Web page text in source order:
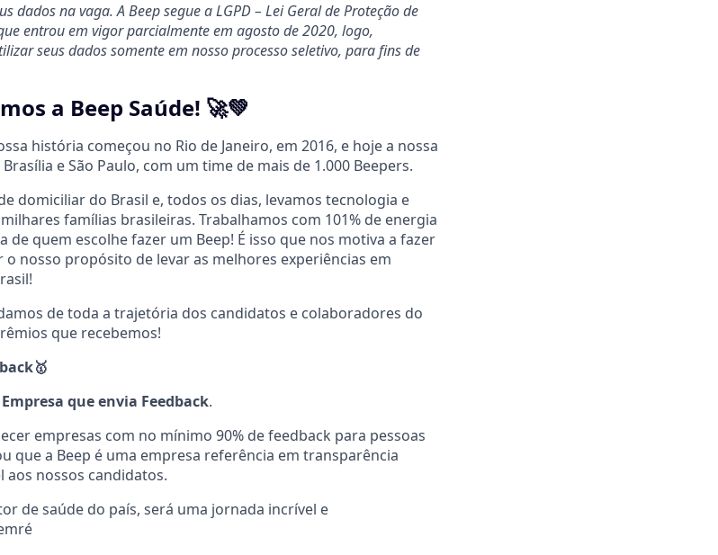
dados na vaga. A Beep segue a LGPD – Lei Geral de Proteção de
entrou em vigor parcialmente em agosto de 2020, logo,
seus dados somente em nosso processo seletivo, para fins de
a Beep Saúde! 🚀💚
história começou no Rio de Janeiro, em 2016, e hoje a nossa
e São Paulo, com um time de mais de 1.000 Beepers.
domiciliar do Brasil e, todos os dias, levamos tecnologia e
famílias brasileiras. Trabalhamos com 101% de energia
de quem escolhe fazer um Beep! É isso que nos motiva a fazer
nosso propósito de levar as melhores experiências em
de toda a trajetória dos candidatos e colaboradores do
que recebemos!
🥇
Empresa que envia Feedback.
empresas com no mínimo 90% de feedback para pessoas
que a Beep é uma empresa referência em transparência
aos nossos candidatos.
de saúde do país, será uma jornada incrível e